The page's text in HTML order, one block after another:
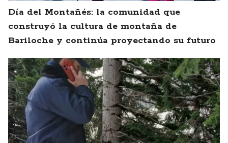
Día del Montañés: la comunidad que
construyó la cultura de montaña de
Bariloche y continúa proyectando su futuro